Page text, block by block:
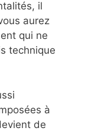
il
aurez
qui ne
technique
à
de